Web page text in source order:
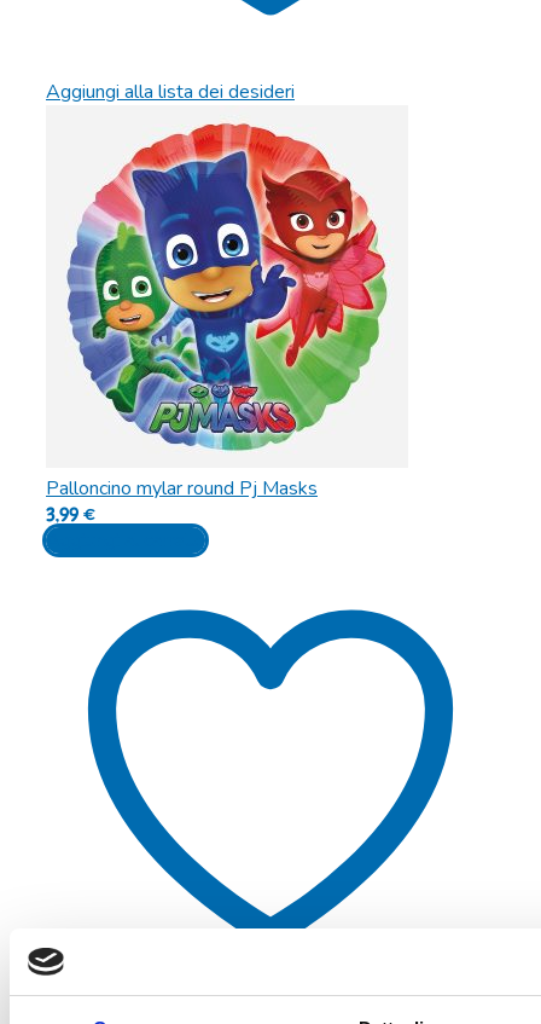
Aggiungi alla lista dei desideri
Palloncino mylar round Pj Masks
3,99€
Aggiungi al carrello